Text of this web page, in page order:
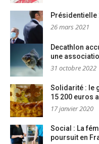
Présidentielle
26 mars 2021
Decathlon
une
31 octobre 2022
Solidarité : le
15 200 euros
17 janvier 2020
Social : La
poursuit en